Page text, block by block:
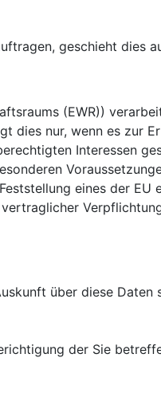
geschieht dies
(EWR))
dies nur, wenn es zur
Interessen
eines der EU
über diese
der Sie